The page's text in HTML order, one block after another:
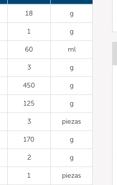
18 g
1 g
60 ml
3 g
450 g
125 g
3 piezas
170 g
2 g
1 piezas